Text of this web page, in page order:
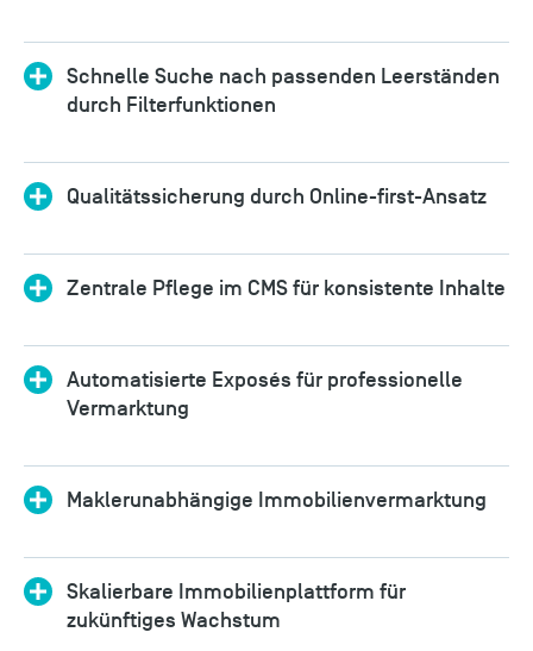
Schnelle Suche nach passenden Leerständen
durch Filterfunktionen
Qualitätssicherung durch Online-first-Ansatz
Zentrale Pflege im CMS für konsistente Inhalte
Automatisierte Exposés für professionelle
Vermarktung
Maklerunabhängige Immobilienvermarktung
Skalierbare Immobilienplattform für
zukünftiges Wachstum